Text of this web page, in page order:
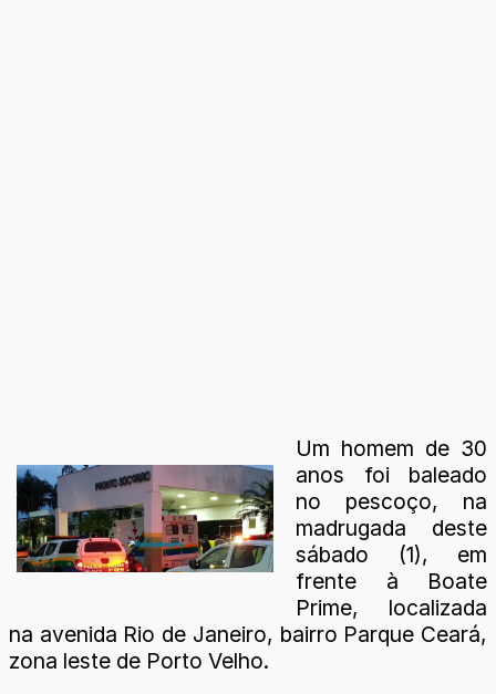
Um homem de 30
anos foi baleado
no pescoço, na
madrugada deste
sábado (1), em
frente à Boate
Prime, localizada
na avenida Rio de Janeiro, bairro Parque Ceará,
zona leste de Porto Velho.